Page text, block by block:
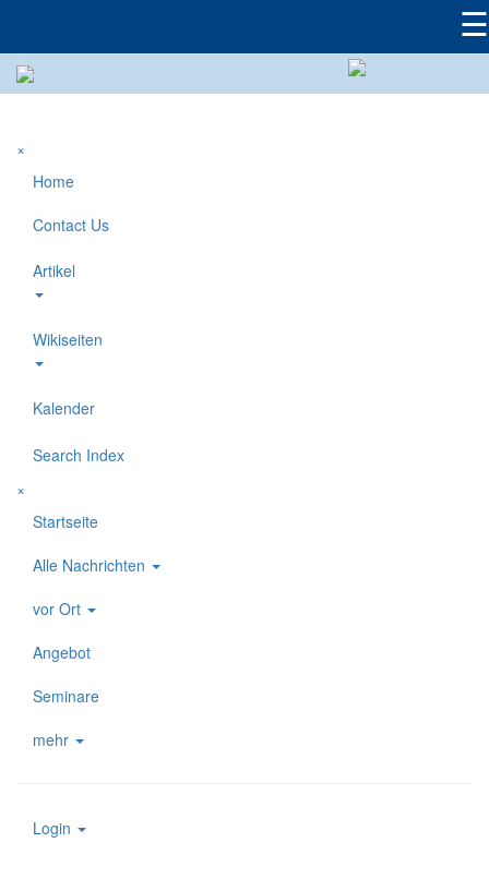
☰
×
Home
Contact Us
Artikel
Wikiseiten
Kalender
Search Index
×
Startseite
Alle Nachrichten
vor Ort
Angebot
Seminare
mehr
Login